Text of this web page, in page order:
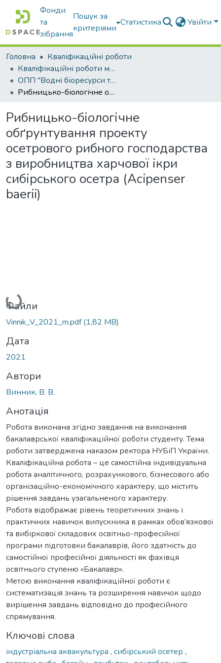
Фонди
та
зібрання
Пошук за
критеріями
Статистика Увійти
Головна
Кваліфікаційні роботи
Кваліфікаційні роботи магістрів
ОПП "Водні біоресурси та аквакультура"
Рибницько-біологічне обґрунтування проекту осетрового рибного господарства з виробництва харчової ікри сибірського осетра (Acipenser baerii)
Рибницько-біологічне
обґрунтування проекту
осетрового рибного господарства
з виробництва харчової ікри
сибірського осетра (Acipenser
baerii)
Вантажиться...
Файли
Vinnik_V_2021_m.pdf(1,82 MB)
Дата
2021
Автори
Винник, В. В.
Анотація
Робота виконана згідно завдання на виконання
бакалаврської кваліфікаційної роботи студенту. Тема
роботи затверджена наказом ректора НУБіП України.
Кваліфікаційна робота – це самостійна індивідуальна
робота аналітичного, розрахункового, бізнесового або
організаційно-економічного характеру, що містить
рішення завдань узагальненого характеру.
Робота відображає рівень теоретичних знань і
практичних навичок випускника в рамках обов’язкової
та вибіркової складових освітньо-професійної
програми підготовки бакалаврів, його здатність до
самостійної професійної діяльності як фахівця
освітнього ступеню «Бакалавр».
Метою виконання кваліфікаційної роботи є
систематизація знань та розширення навичок щодо
вирішення завдань відповідно до професійного
спрямування.
Ключові слова
індустріальна аквакультура , сибірський осетер ,